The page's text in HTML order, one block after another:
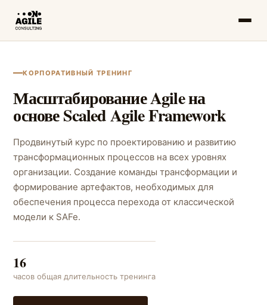
КОРПОРАТИВНЫЙ ТРЕНИНГ
Масштабирование Agile на
основе Scaled Agile Framework
Продвинутый курс по проектированию и развитию
трансформационных процессов на всех уровнях
организации. Создание команды трансформации и
формирование артефактов, необходимых для
обеспечения процесса перехода от классической
модели к SAFe.
16
часов общая длительность тренинга